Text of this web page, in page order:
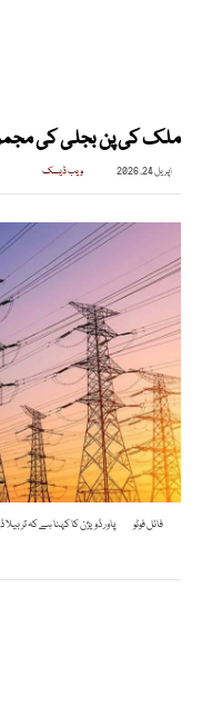
ملک کی پن بجلی کی
اپریل 24, 2026 ویب ڈیسک
فائل فوٹو پاور ڈویژن کا کہنا ہے کہ